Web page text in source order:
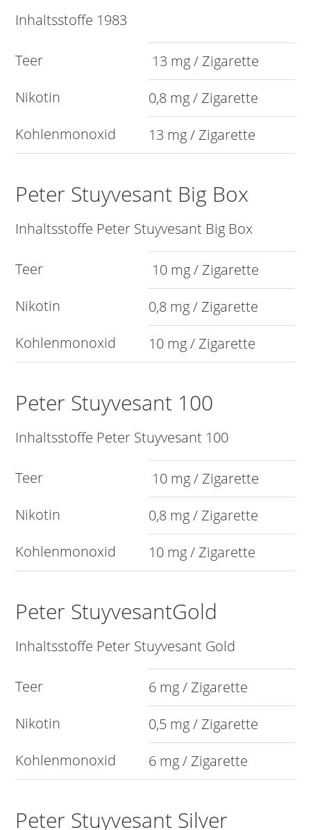
Inhaltsstoffe 1983
Teer
13 mg / Zigarette
Nikotin
0,8 mg / Zigarette
Kohlenmonoxid
13 mg / Zigarette
Peter Stuyvesant Big Box
Inhaltsstoffe Peter Stuyvesant Big Box
Teer
10 mg / Zigarette
Nikotin
0,8 mg / Zigarette
Kohlenmonoxid
10 mg / Zigarette
Peter Stuyvesant 100
Inhaltsstoffe Peter Stuyvesant 100
Teer
10 mg / Zigarette
Nikotin
0,8 mg / Zigarette
Kohlenmonoxid
10 mg / Zigarette
Peter StuyvesantGold
Inhaltsstoffe Peter Stuyvesant Gold
Teer
6 mg / Zigarette
Nikotin
0,5 mg / Zigarette
Kohlenmonoxid
6 mg / Zigarette
Peter Stuyvesant Silver